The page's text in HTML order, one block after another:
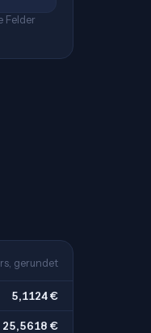
Felder
gerundet
5,1124 €
25,5618 €